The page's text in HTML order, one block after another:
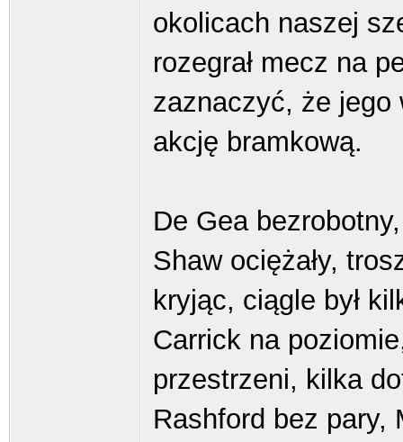
okolicach naszej
rozegrał mecz na
zaznaczyć, że jego
akcję bramkową.
De Gea
Shaw ociężały,
kryjąc, ciągle był
Carrick na
przestrzeni, kilka
Rashford bez pary,